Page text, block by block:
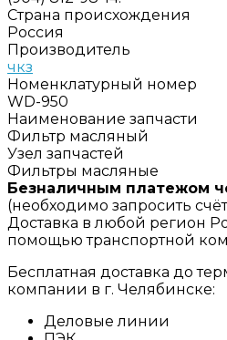
Страна происхождения
Россия
Производитель
чкз
Номенклатурный номер
WD-950
Наименование запчасти
Фильтр масляный
Узел запчастей
Фильтры масляные
Безналичным платежом
(необходимо запросить
Доставка в любой регион
помощью транспортной
Бесплатная доставка до
компании в г. Челябинске:
Деловые линии